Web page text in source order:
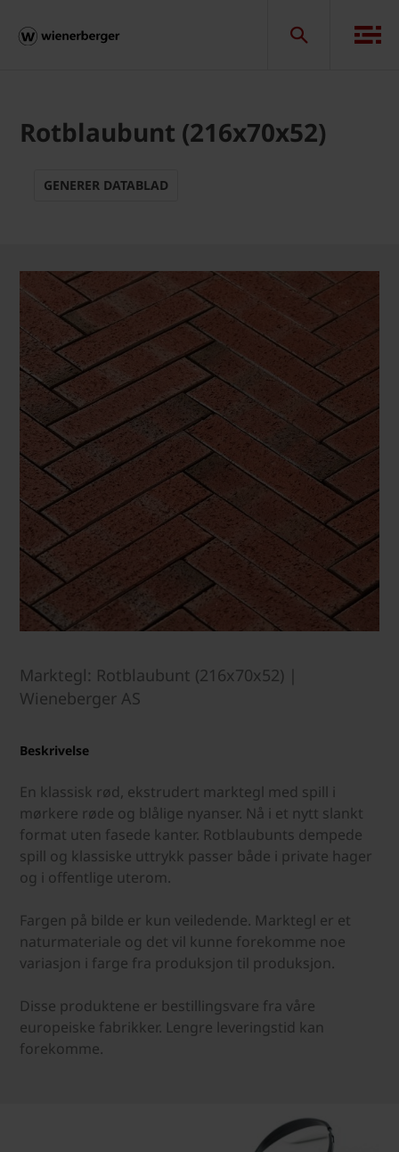
Rotblaubunt (216x70x52)
GENERER DATABLAD
Marktegl: Rotblaubunt (216x70x52) |
Wieneberger AS
Beskrivelse
En klassisk rød, ekstrudert marktegl med spill i
mørkere røde og blålige nyanser. Nå i et nytt slankt
format uten fasede kanter. Rotblaubunts dempede
spill og klassiske uttrykk passer både i private hager
og i offentlige uterom.
Fargen på bilde er kun veiledende. Marktegl er et
naturmateriale og det vil kunne forekomme noe
variasjon i farge fra produksjon til produksjon.
Disse produktene er bestillingsvare fra våre
europeiske fabrikker. Lengre leveringstid kan
forekomme.